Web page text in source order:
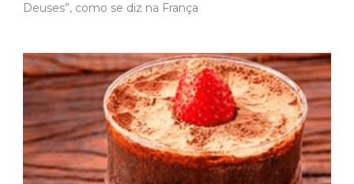
Deuses”, como se diz na França